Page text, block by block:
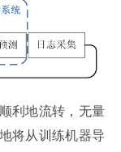
利地流转，无量
将从训练机器导